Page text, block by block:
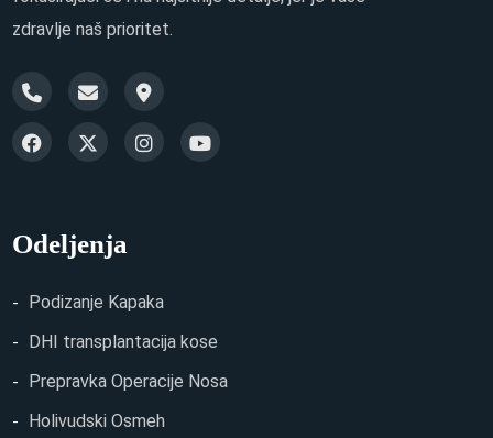
zdravlje naš prioritet.
Odeljenja
Podizanje Kapaka
DHI transplantacija kose
Prepravka Operacije Nosa
Holivudski Osmeh